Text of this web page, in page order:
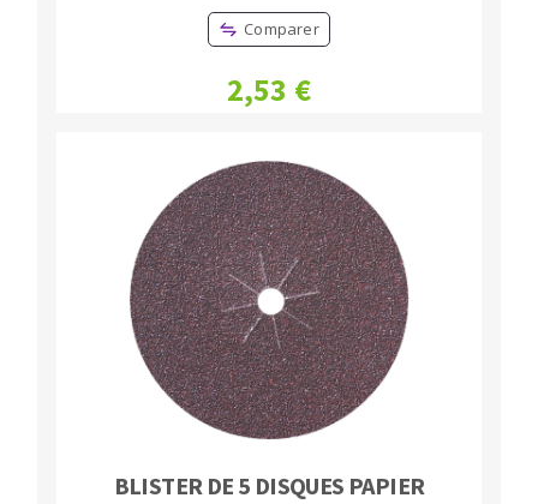
Comparer
2,53 €
BLISTER DE 5 DISQUES PAPIER